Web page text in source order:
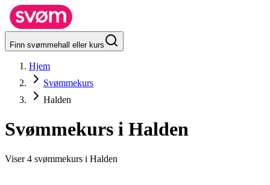
Finn svømmehall eller kurs
Hjem
Svømmekurs
Halden
Svømmekurs i Halden
Viser 4 svømmekurs i Halden